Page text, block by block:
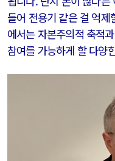
들어 전용기 같은 걸 억
에서는 자본주의적 축적
참여를 가능하게 할 다양